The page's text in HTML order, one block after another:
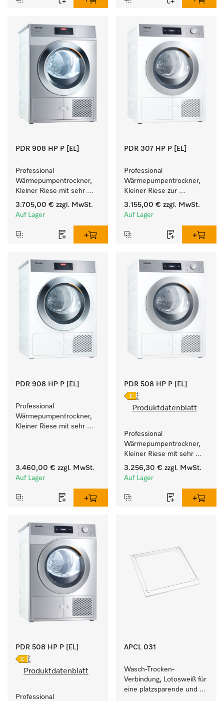
PDR 908 HP P [EL]
Professional
Wärmepumpentrockner,
Kleiner Riese mit sehr
geringem
Energieverbrauch und
Füllgewicht 8 kg.
3.705,00 € zzgl. MwSt.
Auf Lager
PDR 307 HP P [EL]
Professional
Wärmepumpentrockner,
Kleiner Riese zur
einfachen und flexiblen
Aufstellung ohne
3.155,00 € zzgl. MwSt.
Auf Lager
PDR 908 HP P [EL]
Professional
Wärmepumpentrockner,
Kleiner Riese mit sehr
Füllgewicht 8 kg.
3.460,00 € zzgl. MwSt.
Auf Lager
PDR 508 HP P [EL]
Produktdatenblatt
Professional
Wärmepumpentrockner,
Kleiner Riese mit sehr
geringem
Energieverbrauch und
Füllgewicht 8 kg.
3.256,30 € zzgl. MwSt.
Auf Lager
PDR 508 HP P [EL]
Produktdatenblatt
Professional
APCL 031
Wasch-Trocken-
Verbindung, Lotosweiß für
eine platzsparende und